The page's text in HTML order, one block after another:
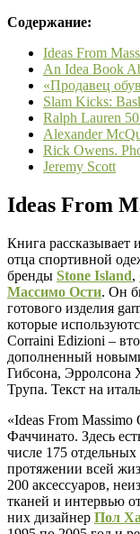
Содержание:
Ideas From
An Idea Book
«Продавец
Slam Kicks:
Ralph Lauren
Alexander
Rick Owens.
Jeremy Scott
Ideas From
Книга рассказывает
отца спортивной
бренды Stone Island,
Массимо Ости. Он
готового изделия
которые
Corraini Edizioni –
дополненный
Гибсона, Эрролсона
Трупа. Текст на
«Ideas From
Фаччинато. Здесь
числе 175
протяжении всей
200 аксессуаров,
тканей и интервью
них дизайнер Пол